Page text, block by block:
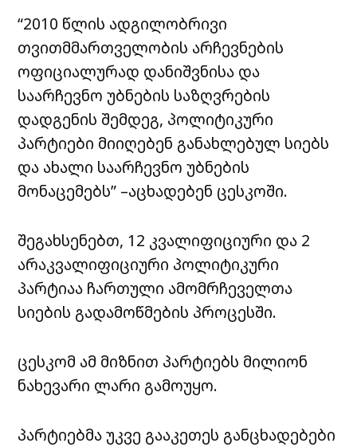
“2010 წლის ადგილობრივი
თვითმმართველობის არჩევნების
ოფიციალურად დანიშვნისა და
საარჩევნო უბნების საზღვრების
დადგენის შემდეგ, პოლიტიკური
პარტიები მიიღებენ განახლებულ სიებს
და ახალი საარჩევნო უბნების
მონაცემებს” –აცხადებენ ცესკოში.
შეგახსენებთ, 12 კვალიფიციური და 2
არაკვალიფიციური პოლიტიკური
პარტიაა ჩართული ამომრჩეველთა
სიების გადამოწმების პროცესში.
ცესკომ ამ მიზნით პარტიებს მილიონ
ნახევარი ლარი გამოუყო.
პარტიებმა უკვე გააკეთეს განცხადებები